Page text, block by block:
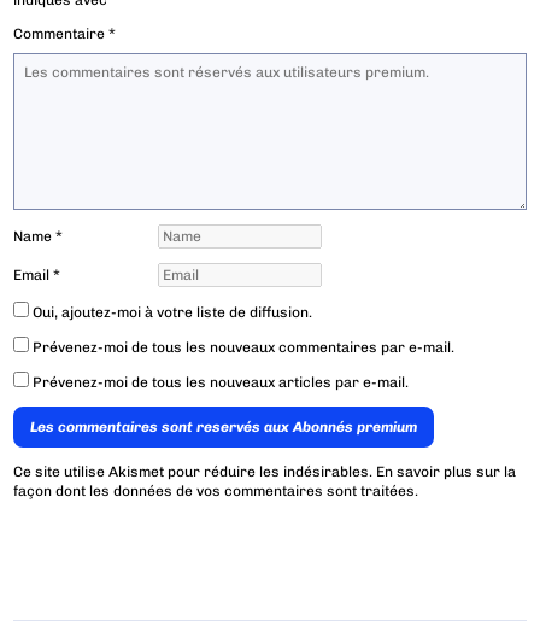
Commentaire*
Name*
Email*
Oui, ajoutez-moi à votre liste de diffusion.
Prévenez-moi de tous les nouveaux commentaires par e-mail.
Prévenez-moi de tous les nouveaux articles par e-mail.
Les commentaires sont reservés aux Abonnés premium
Ce site utilise Akismet pour réduire les indésirables. En savoir plus sur la
façon dont les données de vos commentaires sont traitées.